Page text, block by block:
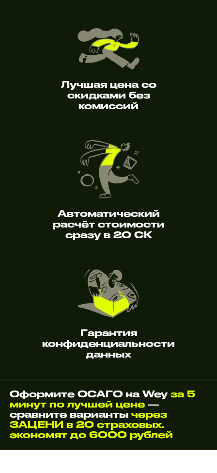
Лучшая цена со
скидками без
комиссий
Автоматический
расчёт стоимости
сразу в 20 СК
Гарантия
конфиденциальности
данных
Оформите ОСАГО на Wey за 5
минут по лучшей цене —
сравните варианты через
ЗАЦЕНИ в 20 страховых.
экономят до 6000 рублей